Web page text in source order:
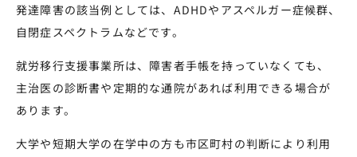
発達障害の該当例としては、ADHDやアスペルガー症候群、
自閉症スペクトラムなどです。
就労移行支援事業所は、障害者手帳を持っていなくても、
主治医の診断書や定期的な通院があれば利用できる場合が
あります。
大学や短期大学の在学中の方も市区町村の判断により利用